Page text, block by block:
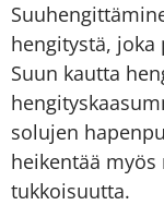
hengitystä, joka
Suun kautta
solujen
heikentää
tukkoisuutta.